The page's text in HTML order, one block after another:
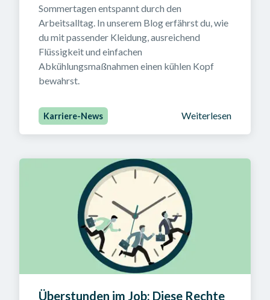
Sommertagen entspannt durch den
Arbeitsalltag. In unserem Blog erfährst du, wie
du mit passender Kleidung, ausreichend
Flüssigkeit und einfachen
Abkühlungsmaßnahmen einen kühlen Kopf
bewahrst.
Karriere-News Weiterlesen
Überstunden im Job: Diese Rechte